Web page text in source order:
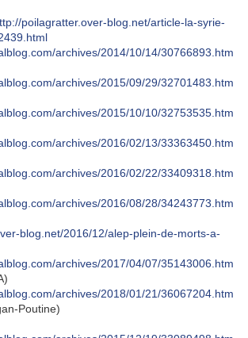
poilagratter.over-blog.net/article-la-syrie-
archives/2014/10/14/30766893.htm
archives/2015/09/29/32701483.htm
archives/2015/10/10/32753535.htm
archives/2016/02/13/33363450.htm
archives/2016/02/22/33409318.htm
archives/2016/08/28/34243773.htm
blog.net/2016/12/alep-plein-de-morts-a-
archives/2017/04/07/35143006.htm
archives/2018/01/21/36067204.htm
Poutine)